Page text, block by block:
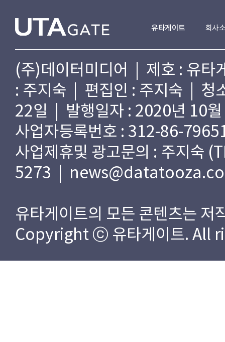
유타게이트 회사
(주)데이터미디어 | 제호 : 유
: 주지숙 | 편집인 : 주지숙 | 청
22일 | 발행일자 : 2020년 10
사업자등록번호 : 312-86-
사업제휴및 광고문의 : 주지숙
5273 |
유타게이트의 모든 콘텐츠는 저
Copyright ⓒ 유타게이트. All